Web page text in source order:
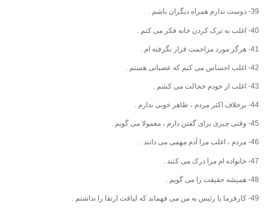
39- دوست ندارم همراه دیگران باشم .
40- اغلب به ترک کردن خانه فکر می کنم .
41- هرگز مورد مزاحمت قرار نگرفته ام .
42- اغلب احساس می کنم که عصبانی هستم .
43- اغلب از خودم خجالت می کشم .
44- برخلاف اکثر مردم ، ظاهر خوبی ندارم .
45- وقتی چیزی برای گفتن دارم ، معمولا می گویم .
46- مردم ، اغلب مرا آدم مهمی می دانند .
47- خانواده ام مرا درک می کنند .
48- همیشه حقیقت را می گویم .
49- کارفرما یا رئیس به من می فهماند که لیاقت ارتقا را نداشتم .